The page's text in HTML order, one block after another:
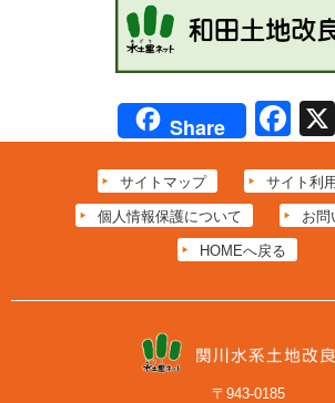
Share
サイトマップ サイト利
個人情報保護について お問
HOMEへ戻る
〒943-0185